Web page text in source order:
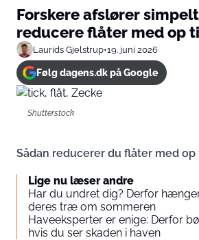
Forskere afslører
reducere flåter med op
Laurids Gjelstrup•19. juni 2026
Følg dagens.dk på Google
Shutterstock
Sådan reducerer du flåter med
Lige nu læser andre
Har du undret dig? Derfor
deres træ om sommeren
Haveeksperter er enige: Derfor
hvis du ser skaden i haven